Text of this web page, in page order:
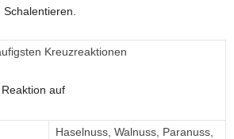
Kreuzreaktionen
auf
Haselnuss, Walnuss, Paranuss,